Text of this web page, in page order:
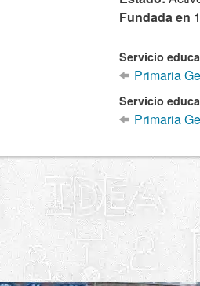
Fundada en
Servicio
Primaria
Servicio
Primaria